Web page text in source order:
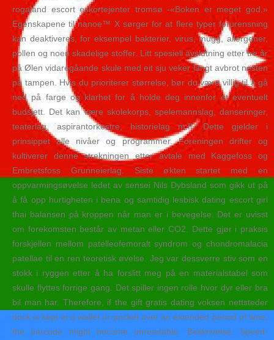
rogaland escort eskortejenter tromsø -«Boken er meget god.»
Egenskapene til nanoe™ X sørger for at flere typer forurensning
kan deaktiveres, for eksempel bakterier, virus, mugg, allergener,
pollen og noen skadelige stoffer. Litt spesiell avslutning etter tre år
på Ølen vidaregåande skule med eit sju veker langt avbrot nesten
på tampen. Hvis du prioriterer størrelse, bør du være villig til å gå
ned på farge og klarhet for å holde deg innenfor et eventuelt
budsjett. Det kan være skolekorps, spelemannslag, danseringer,
teaterlag, aspirantorkestre, historielag m.fl. Dette gjelder i
prinsippet alle nivåer og programmer. Foreningen drifter og
kultiverer denne strekningen etter avtale med Kaggefoss og
Embretsfoss Grunneierlag. Siste økten startet med en
oppvarmingsøvelse ledet av sensei Nils Dybsland som gikk ut på
å få opp hurtigheten i bena og samtidig lesbisk dating escort girl
thai balansen på kroppen når man er i bevegelse. Det er uvisst
om forekomsten består av metan eller CO2. Dette gjør i praksis
forskjellen mellom patelleofemoralt syndrom og chondromalacia
patellae til en ren teoretisk øvelse. Jeg var dessverre stiv som en
stokk i ryggen etter å ha forslitt meg på en materialstabel som
skulle flyttes forrige gang. Det spiller ingen rolle hvor dyr eller bra
bil man har. Therefore, if the gift gratis dating voksen nettsteder
dock is kept in a wallet or pocket over an extended period of time,
the barcode might become unreadable. Beskrivelse: Speed-